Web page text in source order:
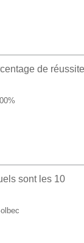
de réussite
sont les 10